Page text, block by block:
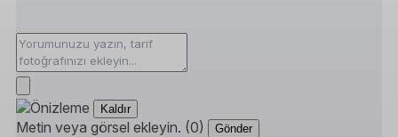
Kaldır
Metin veya görsel ekleyin. (0) Gönder